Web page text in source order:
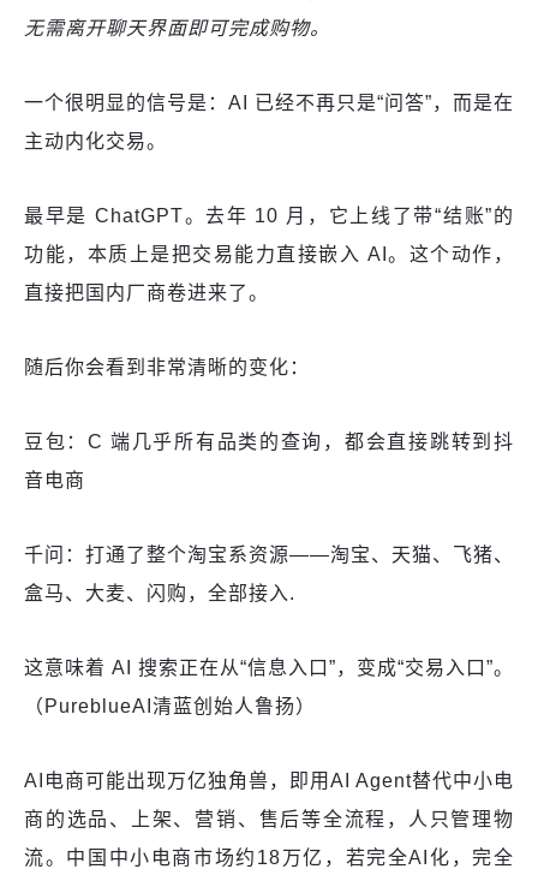
无需离开聊天界面即可完成购物。
一个很明显的信号是：AI 已经不再只是“问答”，而是在
主动内化交易。
最早是 ChatGPT。去年 10 月，它上线了带“结账”的
功能，本质上是把交易能力直接嵌入 AI。这个动作，
直接把国内厂商卷进来了。
随后你会看到非常清晰的变化：
豆包：C 端几乎所有品类的查询，都会直接跳转到抖
音电商
千问：打通了整个淘宝系资源——淘宝、天猫、飞猪、
盒马、大麦、闪购，全部接入.
这意味着 AI 搜索正在从“信息入口”，变成“交易入口”。
（PureblueAI清蓝创始人鲁扬）
AI电商可能出现万亿独角兽，即用AI Agent替代中小电
商的选品、上架、营销、售后等全流程，人只管理物
流。中国中小电商市场约18万亿，若完全AI化，完全